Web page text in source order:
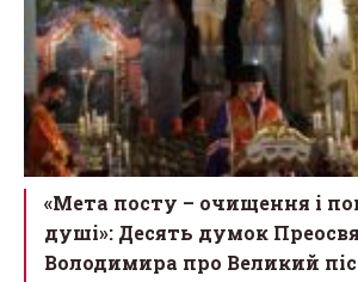
«Мета посту – очищення і
душі»: Десять думок
Володимира про Великий